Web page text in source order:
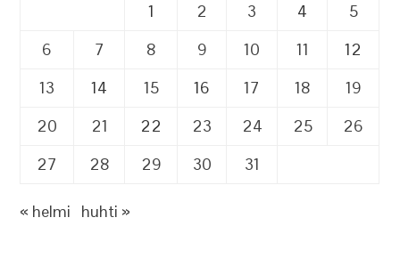
1
2 3 4
5
6
7 8 9 10 11
12
13
14 15 16 17 18
19
20
21 22 23 24 25
26
27
28 29 30 31
« helmi huhti »